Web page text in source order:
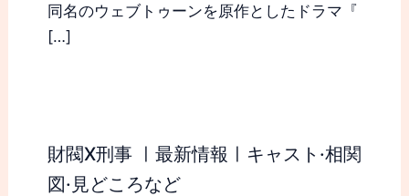
同名のウェブトゥーンを原作としたドラマ『
[…]
財閥X刑事 ㅣ最新情報ㅣキャスト·相関
図·見どころなど